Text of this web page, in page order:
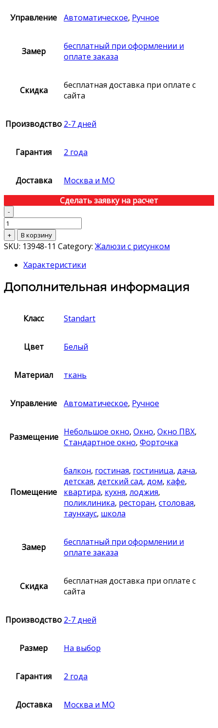
Управление Автоматическое, Ручное
Замер
бесплатный при оформлении и
оплате заказа
Скидка
бесплатная доставка при оплате с
сайта
Производство 2-7 дней
Гарантия 2 года
Доставка
Москва и МО
Сделать заявку на расчет
-
+ В корзину
SKU: 13948-11 Category: Жалюзи с рисунком
Характеристики
Дополнительная информация
Класс Standart
Цвет Белый
Материал ткань
Управление Автоматическое, Ручное
Размещение Небольшое окно, Окно, Окно ПВХ,
Стандартное окно, Форточка
Помещение
балкон, гостиная, гостиница, дача,
детская, детский сад, дом, кафе,
квартира, кухня, лоджия,
поликлиника, ресторан, столовая,
таунхаус, школа
Замер
бесплатный при оформлении и
оплате заказа
Скидка
бесплатная доставка при оплате с
сайта
Производство 2-7 дней
Размер На выбор
Гарантия 2 года
Доставка Москва и МО